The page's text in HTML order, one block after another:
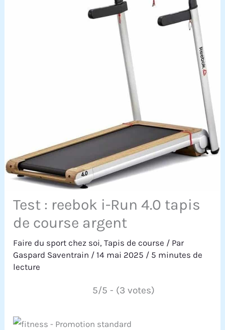
Test : reebok i-Run 4.0 tapis
de course argent
Faire du sport chez soi,Tapis de course / Par
Gaspard Saventrain /14 mai 2025 / 5 minutes de
lecture
5/5 - (3 votes)